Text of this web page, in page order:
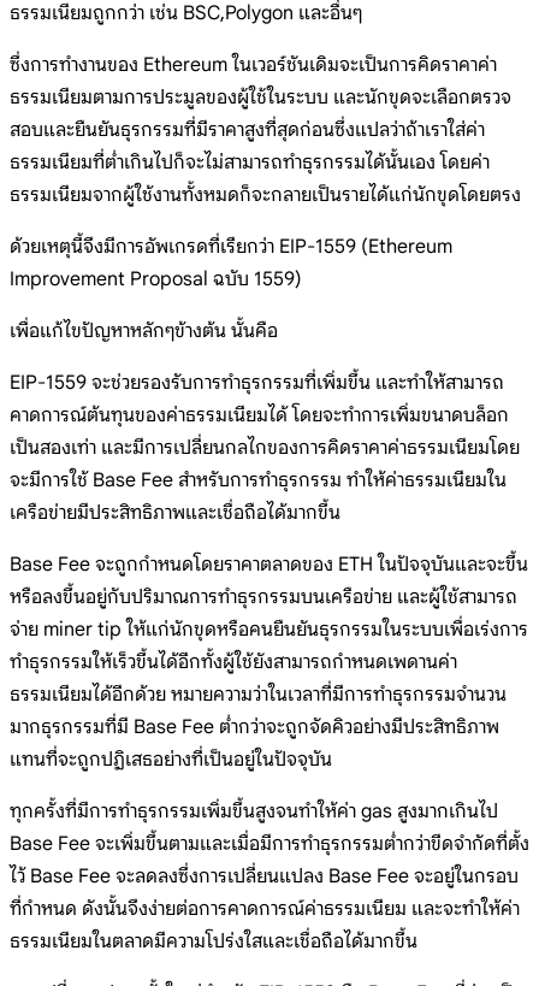
ธรรมเนียมถูกกว่า เช่น BSC,Polygon และอื่นๆ
ซึ่งการทำงานของ Ethereum ในเวอร์ชันเดิมจะเป็นการคิดราคาค่า
ธรรมเนียมตามการประมูลของผู้ใช้ในระบบ และนักขุดจะเลือกตรวจ
สอบและยืนยันธุรกรรมที่มีราคาสูงที่สุดก่อนซึ่งแปลว่าถ้าเราใส่ค่า
ธรรมเนียมที่ต่ำเกินไปก็จะไม่สามารถทำธุรกรรมได้นั้นเอง โดยค่า
ธรรมเนียมจากผู้ใช้งานทั้งหมดก็จะกลายเป็นรายได้แก่นักขุดโดยตรง
ด้วยเหตุนี้จึงมีการอัพเกรดที่เรียกว่า EIP-1559 (Ethereum
Improvement Proposal ฉบับ 1559)
เพื่อแก้ไขปัญหาหลักๆข้างต้น นั้นคือ
EIP-1559 จะช่วยรองรับการทำธุรกรรมที่เพิ่มขึ้น และทำให้สามารถ
คาดการณ์ต้นทุนของค่าธรรมเนียมได้ โดยจะทำการเพิ่มขนาดบล็อก
เป็นสองเท่า และมีการเปลี่ยนกลไกของการคิดราคาค่าธรรมเนียมโดย
จะมีการใช้ Base Fee สำหรับการทำธุรกรรม ทำให้ค่าธรรมเนียมใน
เครือข่ายมีประสิทธิภาพและเชื่อถือได้มากขึ้น
Base Fee จะถูกกำหนดโดยราคาตลาดของ ETH ในปัจจุบันและจะขึ้น
หรือลงขึ้นอยู่กับปริมาณการทำธุรกรรมบนเครือข่าย และผู้ใช้สามารถ
จ่าย miner tip ให้แก่นักขุดหรือคนยืนยันธุรกรรมในระบบเพื่อเร่งการ
ทำธุรกรรมให้เร็วขึ้นได้อีกทั้งผู้ใช้ยังสามารถกำหนดเพดานค่า
ธรรมเนียมได้อีกด้วย หมายความว่าในเวลาที่มีการทำธุรกรรมจำนวน
มากธุรกรรมที่มี Base Fee ต่ำกว่าจะถูกจัดคิวอย่างมีประสิทธิภาพ
แทนที่จะถูกปฏิเสธอย่างที่เป็นอยู่ในปัจจุบัน
ทุกครั้งที่มีการทำธุรกรรมเพิ่มขึ้นสูงจนทำให้ค่า gas สูงมากเกินไป
Base Fee จะเพิ่มขึ้นตามและเมื่อมีการทำธุรกรรมต่ำกว่าขีดจำกัดที่ตั้ง
ไว้ Base Fee จะลดลงซึ่งการเปลี่ยนแปลง Base Fee จะอยู่ในกรอบ
ที่กำหนด ดังนั้นจึงง่ายต่อการคาดการณ์ค่าธรรมเนียม และจะทำให้ค่า
ธรรมเนียมในตลาดมีความโปร่งใสและเชื่อถือได้มากขึ้น